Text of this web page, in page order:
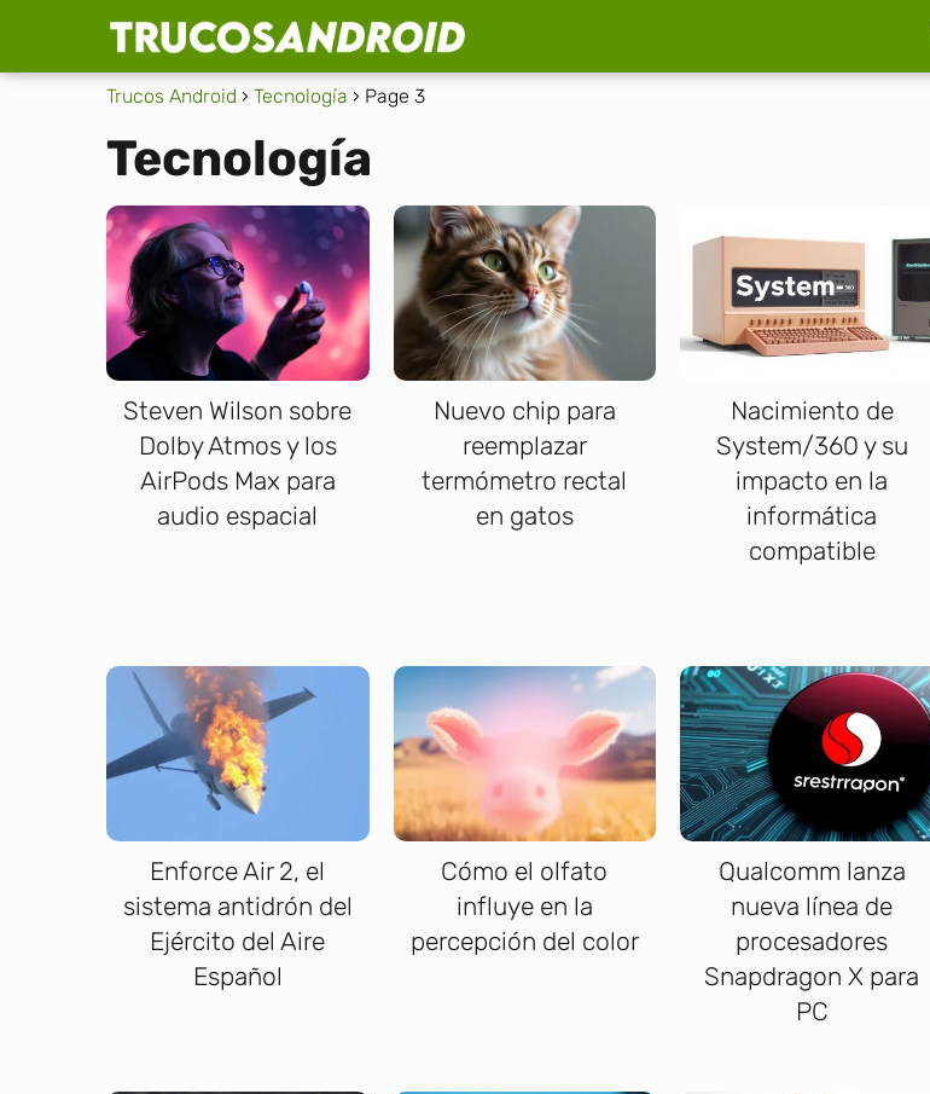
Trucos Android Tecnología Page 3
Tecnología
Steven Wilson sobre
Dolby Atmos y los
AirPods Max para
audio espacial
Nuevo chip para
reemplazar
termómetro rectal
en gatos
Nacimiento de
System/360 y su
impacto en la
informática
compatible
Enforce Air 2, el
sistema antidrón del
Ejército del Aire
Español
Cómo el olfato
influye en la
percepción del color
Qualcomm lanza
nueva línea de
procesadores
Snapdragon X para
PC